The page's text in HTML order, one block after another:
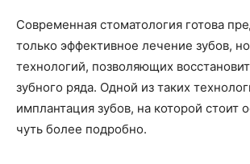
Современная стоматология готова
только эффективное лечение зубов,
технологий, позволяющих
зубного ряда. Одной из таких
имплантация зубов, на которой стоит
чуть более подробно.